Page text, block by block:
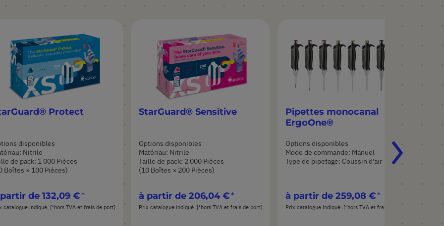
Protect
disponibles
Nitrile
de pack: 1 000 Pièces
Boîtes × 100 Pièces)
de 132,09 €
catalogue indiqué. [*hors TVA et frais de port]
StarGuard® Sensitive
Options disponibles
Matériau: Nitrile
Taille de pack: 2 000 Pièces
(10 Boîtes × 200 Pièces)
à partir de 206,04 €
Prix catalogue indiqué. [*hors TVA et frais de port]
Pipettes monocanal
ErgoOne®
Options disponibles
Mode de commande: Manuel
Type de pipetage: Coussin d'air
à partir de 259,08 €
Prix catalogue indiqué. [*hors TVA et frais de port]